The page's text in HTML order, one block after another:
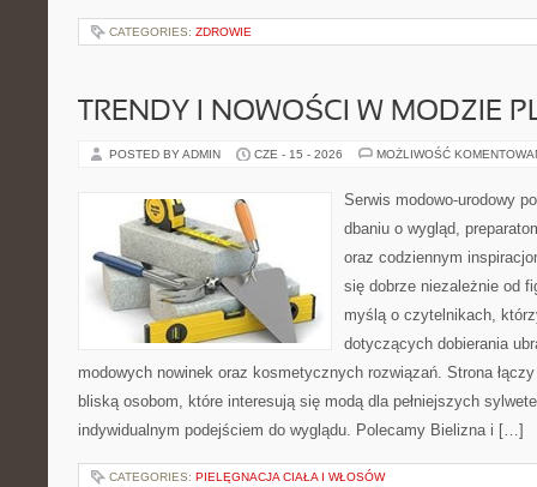
CATEGORIES: ZDROWIE
TRENDY I NOWOŚCI W MODZIE
POSTED BY ADMIN CZE - 15 - 2026 MOŻLIWOŚĆ
Serwis modowo-urodowy
dbaniu o wygląd,
oraz codziennym
się dobrze niezależnie od
myślą o czytelnikach,
dotyczących dobierania
modowych nowinek oraz kosmetycznych rozwiązań. Strona
bliską osobom, które interesują się modą dla pełniejszych
indywidualnym podejściem do wyglądu. Polecamy Bielizna i […]
CATEGORIES: PIELĘGNACJA CIAŁA I WŁOSÓW